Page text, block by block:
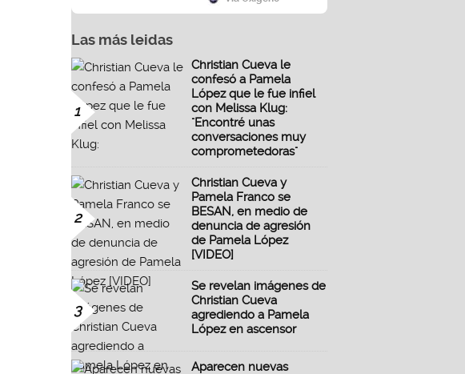
Las más leidas
1
Christian Cueva le
confesó a Pamela
López que le fue infiel
con Melissa Klug:
"Encontré unas
conversaciones muy
comprometedoras"
2
Christian Cueva y
Pamela Franco se
BESAN, en medio de
denuncia de agresión
de Pamela López
[VIDEO]
3
Se revelan imágenes de
Christian Cueva
agrediendo a Pamela
López en ascensor
Aparecen nuevas